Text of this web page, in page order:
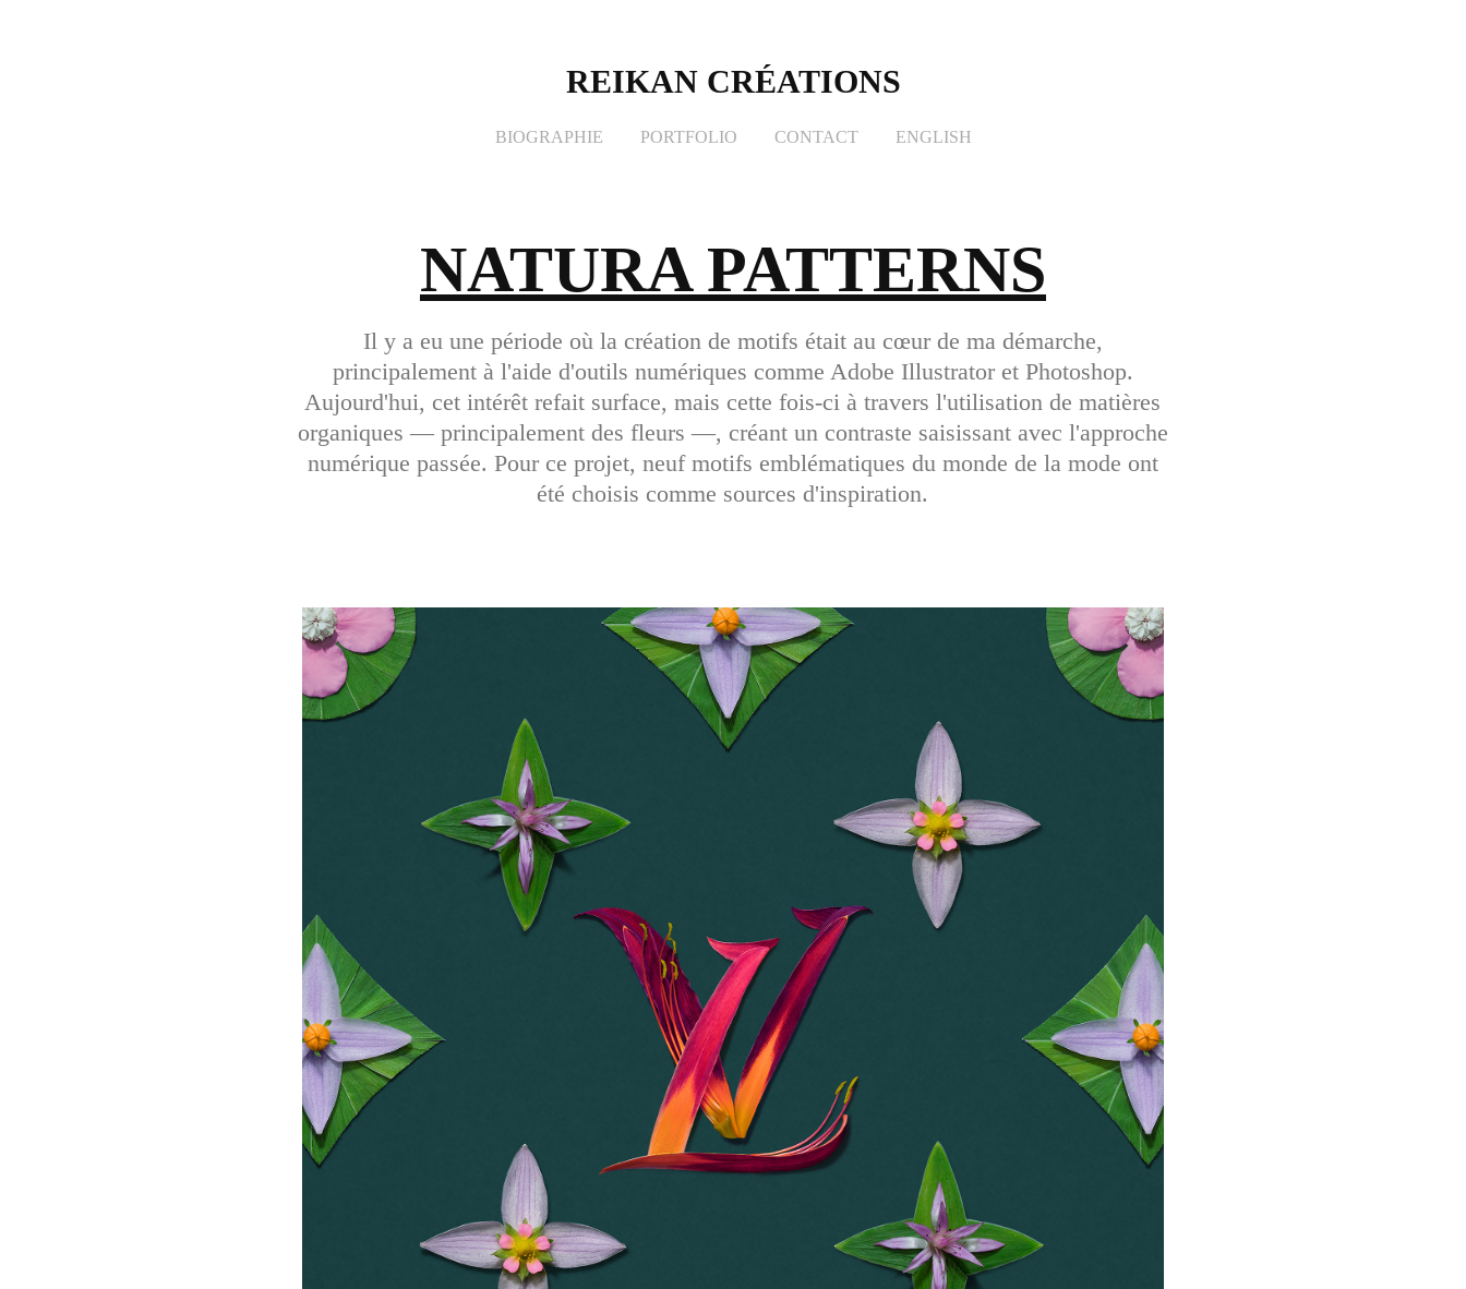
REIKAN CRÉATIONS
BIOGRAPHIE PORTFOLIO CONTACT ENGLISH
NATURA PATTERNS
Il y a eu une période où la création de motifs était au cœur de ma démarche,
principalement à l'aide d'outils numériques comme Adobe Illustrator et Photoshop.
Aujourd'hui, cet intérêt refait surface, mais cette fois-ci à travers l'utilisation de matières
organiques — principalement des fleurs —, créant un contraste saisissant avec l'approche
numérique passée. Pour ce projet, neuf motifs emblématiques du monde de la mode ont
été choisis comme sources d'inspiration.